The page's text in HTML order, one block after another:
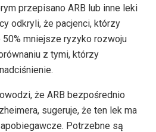
przepisano ARB lub inne leki
odkryli, że pacjenci, którzy
mniejsze ryzyko rozwoju
z tymi, którzy
że ARB bezpośrednio
sugeruje, że ten lek ma
Potrzebne są